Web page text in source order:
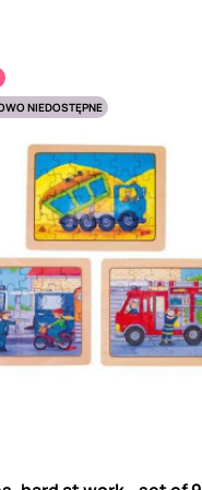
NIEDOSTĘPNE